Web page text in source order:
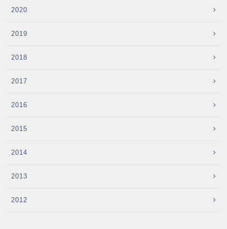
2020
2019
2018
2017
2016
2015
2014
2013
2012